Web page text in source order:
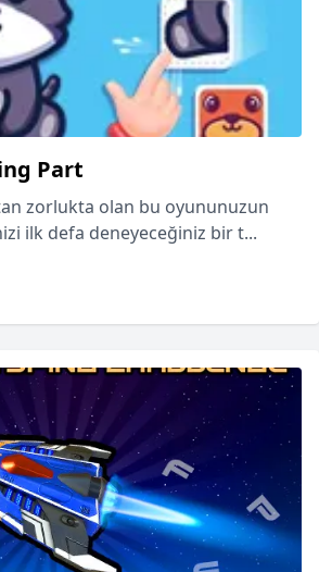
Part
zorlukta olan bu oyununuzun
ilk defa deneyeceğiniz bir t...